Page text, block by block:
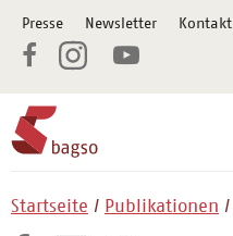
Presse Newsletter Kontakt
Startseite Publikationen